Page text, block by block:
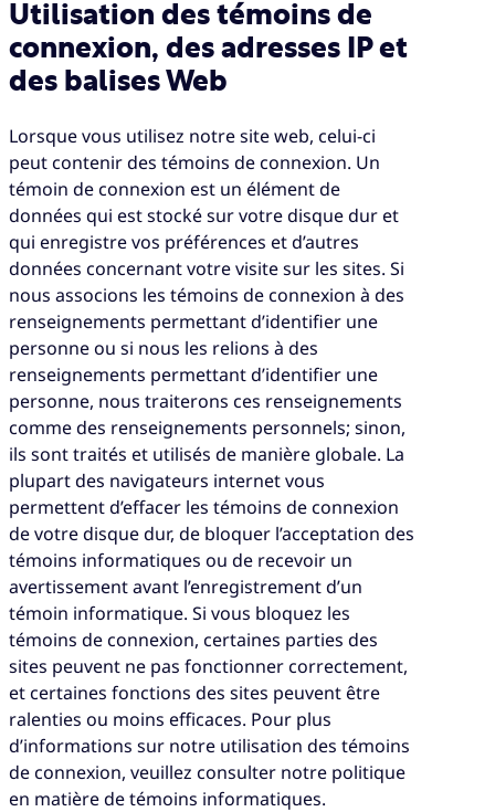
Utilisation des témoins de
connexion, des adresses IP et
des balises Web
Lorsque vous utilisez notre site web, celui-ci
peut contenir des témoins de connexion. Un
témoin de connexion est un élément de
données qui est stocké sur votre disque dur et
qui enregistre vos préférences et d’autres
données concernant votre visite sur les sites. Si
nous associons les témoins de connexion à des
renseignements permettant d’identifier une
personne ou si nous les relions à des
renseignements permettant d’identifier une
personne, nous traiterons ces renseignements
comme des renseignements personnels; sinon,
ils sont traités et utilisés de manière globale. La
plupart des navigateurs internet vous
permettent d’effacer les témoins de connexion
de votre disque dur, de bloquer l’acceptation des
témoins informatiques ou de recevoir un
avertissement avant l’enregistrement d’un
témoin informatique. Si vous bloquez les
témoins de connexion, certaines parties des
sites peuvent ne pas fonctionner correctement,
et certaines fonctions des sites peuvent être
ralenties ou moins efficaces. Pour plus
d’informations sur notre utilisation des témoins
de connexion, veuillez consulter notre politique
en matière de témoins informatiques.